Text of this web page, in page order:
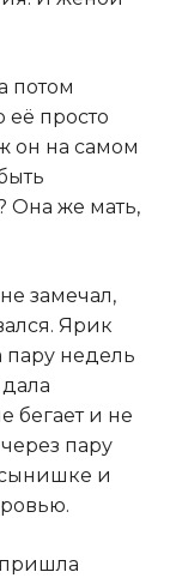
потом
её просто
он на самом
Она же мать,
замечал,
Ярик
пару недель
бегает и не
пару
и